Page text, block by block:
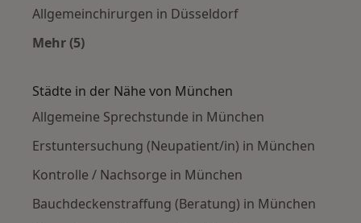
Allgemeinchirurgen in Düsseldorf
Mehr (5)
Städte in der Nähe von München
Allgemeine Sprechstunde in München
Erstuntersuchung (Neupatient/in) in München
Kontrolle / Nachsorge in München
Bauchdeckenstraffung (Beratung) in München